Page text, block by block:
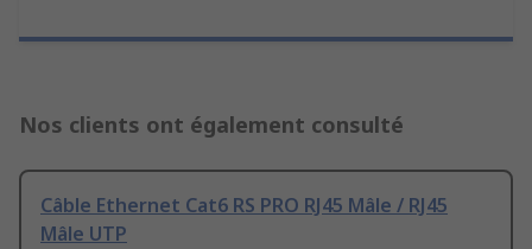
Nos clients ont également consulté
Câble Ethernet Cat6 RS PRO RJ45 Mâle / RJ45
Mâle UTP